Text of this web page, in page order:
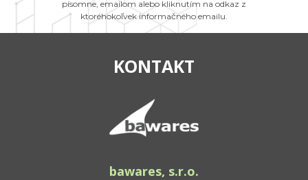
písomne, emailom alebo kliknutím na odkaz z
ktoréhokoľvek informačného emailu.
KONTAKT
bawares, s.r.o.